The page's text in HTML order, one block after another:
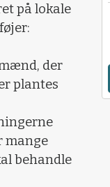
på lokale
der
plantes
mange
behandle